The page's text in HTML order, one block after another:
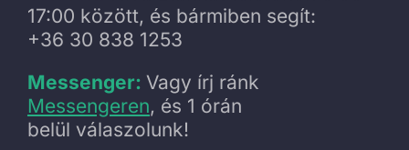
17:00 között, és bármiben segít:
+36 30 838 1253
Messenger: Vagy írj ránk
Messengeren, és 1 órán
belül válaszolunk!